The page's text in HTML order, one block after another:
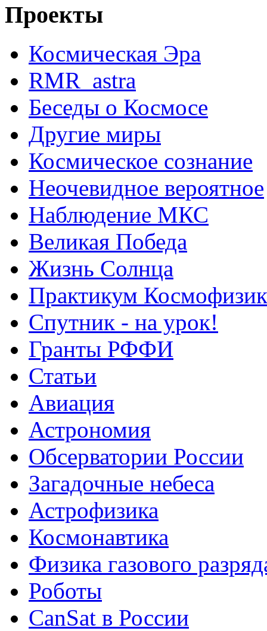
Проекты
Космическая Эра
RMR_astra
Беседы о Космосе
Другие миры
Космическое сознание
Неочевидное вероятное
Наблюдение МКС
Великая Победа
Жизнь Солнца
Практикум
Спутник - на урок!
Гранты РФФИ
Статьи
Авиация
Астрономия
Обсерватории России
Загадочные небеса
Астрофизика
Космонавтика
Физика газового
Роботы
CanSat в России